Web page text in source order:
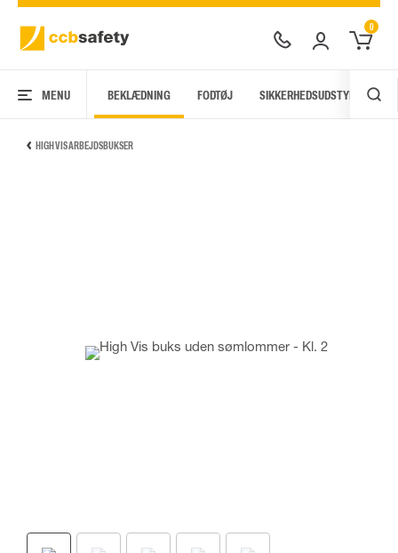
0
MENU BEKLÆDNING FODTØJ SIKKERHEDSUDSTYR
HIGH VIS ARBEJDSBUKSER